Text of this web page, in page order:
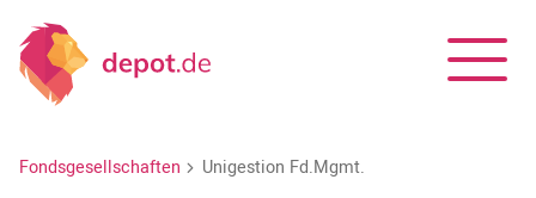
Fondsgesellschaften Unigestion Fd.Mgmt.